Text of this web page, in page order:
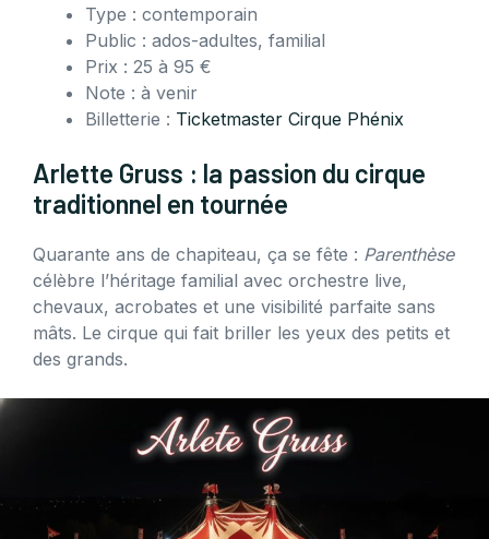
Type : contemporain
Public : ados-adultes, familial
Prix : 25 à 95 €
Note : à venir
Billetterie : Ticketmaster Cirque Phénix
Arlette Gruss : la passion du cirque
traditionnel en tournée
Quarante ans de chapiteau, ça se fête : Parenthèse
célèbre l’héritage familial avec orchestre live,
chevaux, acrobates et une visibilité parfaite sans
mâts. Le cirque qui fait briller les yeux des petits et
des grands.